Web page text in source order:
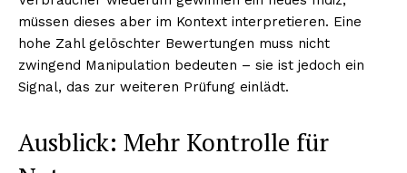
müssen dieses aber im Kontext interpretieren. Eine
hohe Zahl gelöschter Bewertungen muss nicht
zwingend Manipulation bedeuten – sie ist jedoch ein
Signal, das zur weiteren Prüfung einlädt.
Ausblick: Mehr Kontrolle für